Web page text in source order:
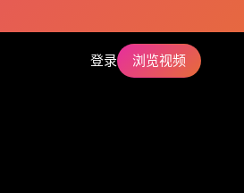
登录 浏览视频